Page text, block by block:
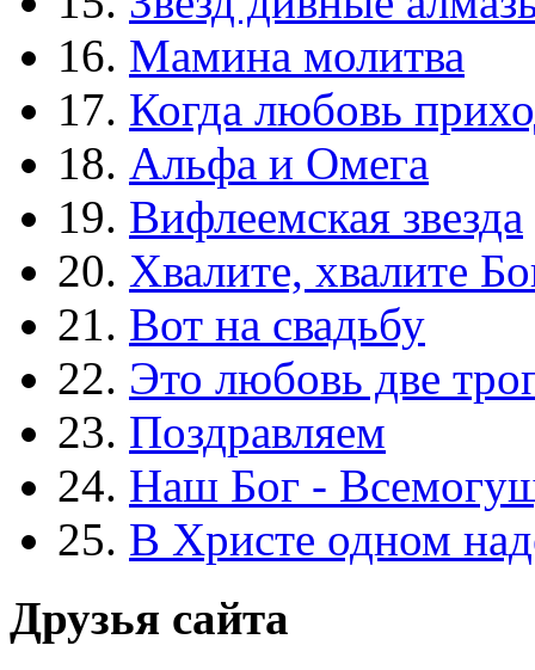
16. Мамина молитва
17. Когда любовь
18. Альфа и Омега
19. Вифлеемская звезда
20. Хвалите, хвалите
21. Вот на свадьбу
22. Это любовь две
23. Поздравляем
24. Наш Бог -
25. В Христе одном
Друзья сайта